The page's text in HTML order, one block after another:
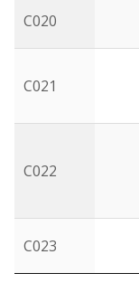
C020
C021
C022
C023